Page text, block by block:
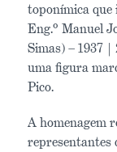
toponímica que
Eng.º Manuel
Simas) – 1937
uma figura
Pico.
A homenagem
representantes